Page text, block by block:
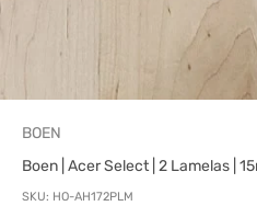
BOEN
Boen | Acer Select | 2 Lamelas |
SKU: HO-AH172PLM